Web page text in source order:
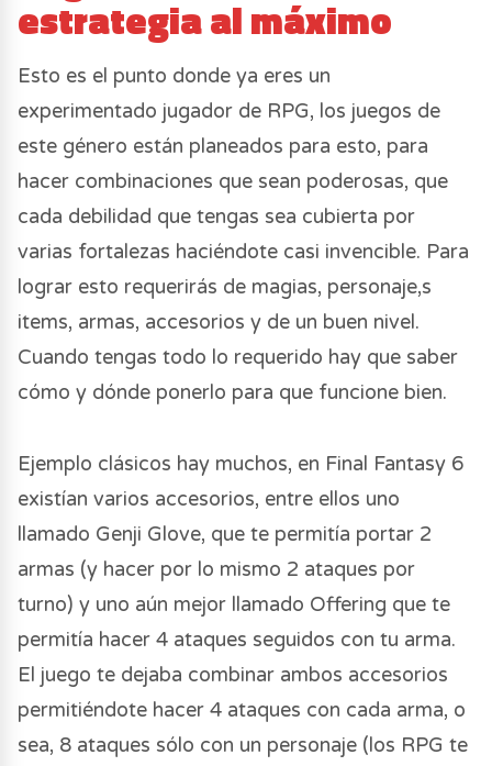
estrategia al máximo
Esto es el punto donde ya eres un
experimentado jugador de RPG, los juegos de
este género están planeados para esto, para
hacer combinaciones que sean poderosas, que
cada debilidad que tengas sea cubierta por
varias fortalezas haciéndote casi invencible. Para
lograr esto requerirás de magias, personaje,s
items, armas, accesorios y de un buen nivel.
Cuando tengas todo lo requerido hay que saber
cómo y dónde ponerlo para que funcione bien.
Ejemplo clásicos hay muchos, en Final Fantasy 6
existían varios accesorios, entre ellos uno
llamado Genji Glove, que te permitía portar 2
armas (y hacer por lo mismo 2 ataques por
turno) y uno aún mejor llamado Offering que te
permitía hacer 4 ataques seguidos con tu arma.
El juego te dejaba combinar ambos accesorios
permitiéndote hacer 4 ataques con cada arma, o
sea, 8 ataques sólo con un personaje (los RPG te